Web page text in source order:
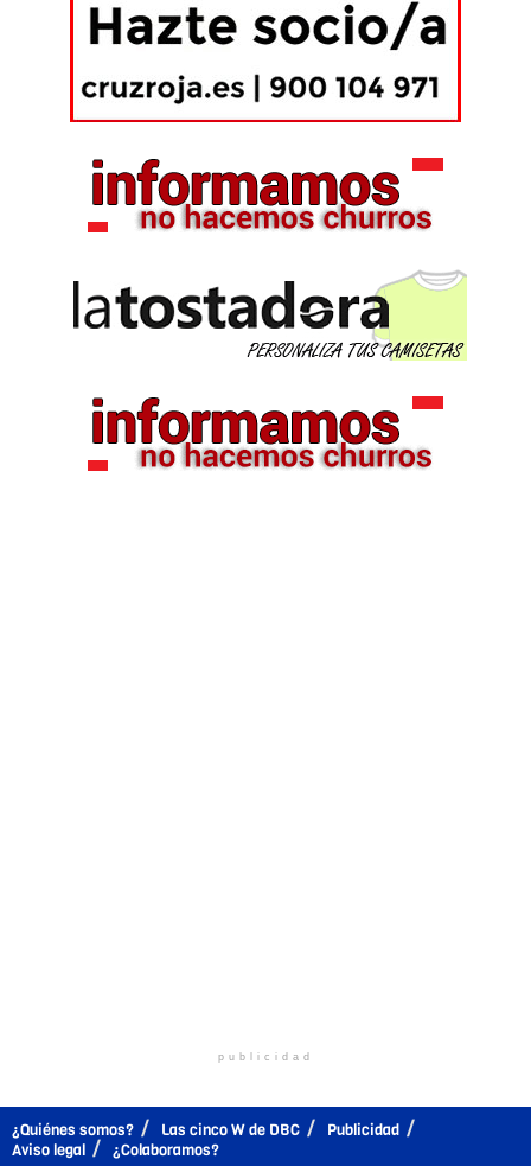
publicidad
¿Quiénes somos? Las cinco W de DBC
Publicidad
Aviso legal
¿Colaboramos?